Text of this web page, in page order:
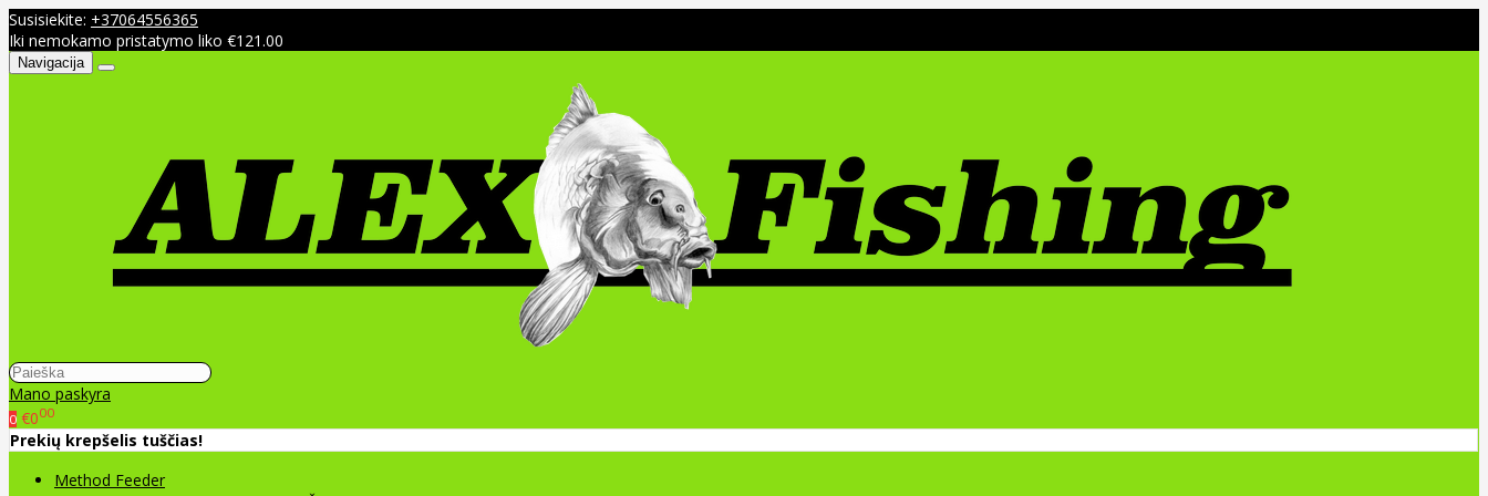
Susisiekite: +37064556365
Iki nemokamo pristatymo liko €121.00
Navigacija
Mano paskyra
0 €000
Prekių krepšelis tuščias!
Method Feeder